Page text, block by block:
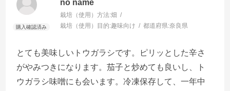
no name
栽培（使用）方法:畑
栽培（使用）目的:趣味向け 都道府県:奈良県
とても美味しいトウガラシです。ピリッとした辛さ
がやみつきになります。茄子と炒めても良いし、ト
ウガラシ味噌にも会います。冷凍保存して、一年中